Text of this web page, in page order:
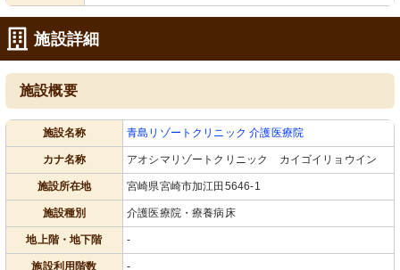
施設詳細
施設概要
施設名称 青島リゾートクリニック 介護医療院
カナ名称 アオシマリゾートクリニック カイゴイリョウイン
施設所在地 宮崎県宮崎市加江田5646-1
施設種別 介護医療院・療養病床
地上階・地下階 -
施設利用階数 -